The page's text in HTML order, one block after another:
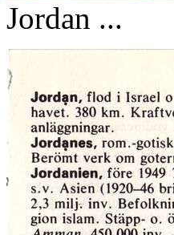
Jordan ...